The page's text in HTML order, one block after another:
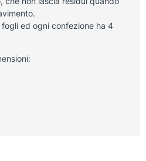
ed ogni confezione ha 4